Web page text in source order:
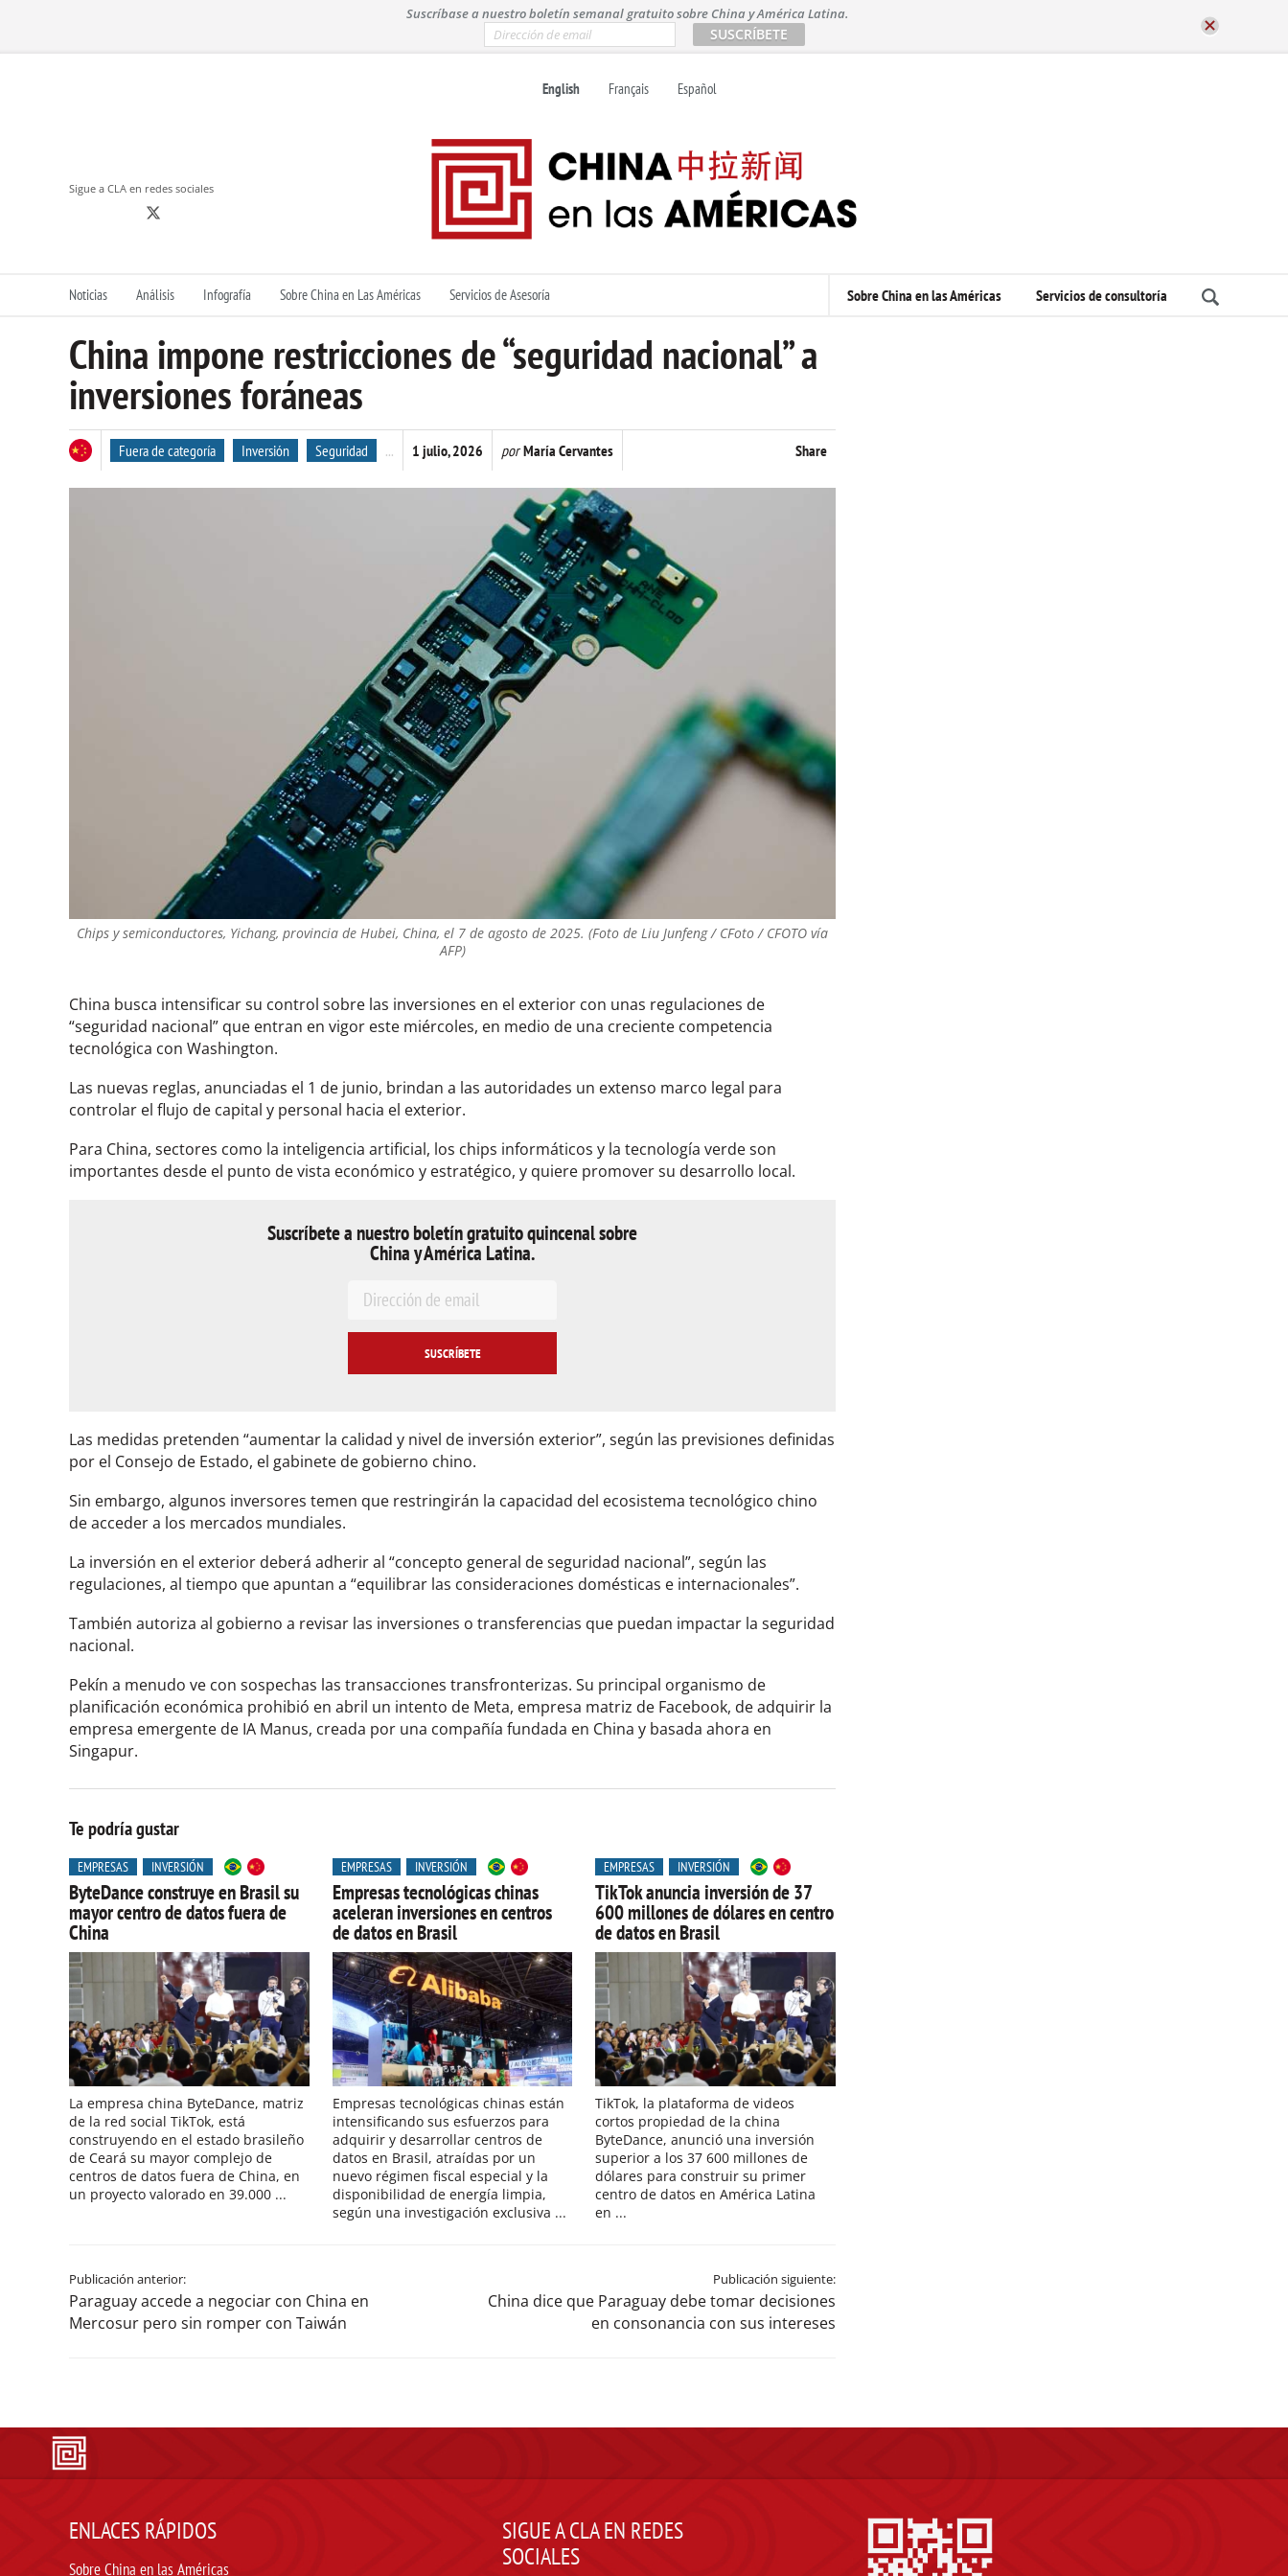
i
Suscríbase a nuestro boletín semanal gratuito sobre China y América Latina.
m
English Français Español
Sigue a CLA en redes sociales
Noticias Análisis Infografía Sobre China en Las Américas Servicios de Asesoría Sobre China en las Américas Servicios de consultoría
China impone restricciones de “seguridad nacional” a
inversiones foráneas
Fuera de categoría Inversión Seguridad ... 1 julio, 2026 porMaría Cervantes Share
Chips y semiconductores, Yichang, provincia de Hubei, China, el 7 de agosto de 2025. (Foto de Liu Junfeng / CFoto / CFOTO vía
AFP)
China busca intensificar su control sobre las inversiones en el exterior con unas regulaciones de
“seguridad nacional” que entran en vigor este miércoles, en medio de una creciente competencia
tecnológica con Washington.
Las nuevas reglas, anunciadas el 1 de junio, brindan a las autoridades un extenso marco legal para
controlar el flujo de capital y personal hacia el exterior.
Para China, sectores como la inteligencia artificial, los chips informáticos y la tecnología verde son
importantes desde el punto de vista económico y estratégico, y quiere promover su desarrollo local.
Suscríbete a nuestro boletín gratuito quincenal sobre
China y América Latina.
a
Las medidas pretenden “aumentar la calidad y nivel de inversión exterior”, según las previsiones definidas
por el Consejo de Estado, el gabinete de gobierno chino.
Sin embargo, algunos inversores temen que restringirán la capacidad del ecosistema tecnológico chino
de acceder a los mercados mundiales.
La inversión en el exterior deberá adherir al “concepto general de seguridad nacional”, según las
regulaciones, al tiempo que apuntan a “equilibrar las consideraciones domésticas e internacionales”.
También autoriza al gobierno a revisar las inversiones o transferencias que puedan impactar la seguridad
nacional.
Pekín a menudo ve con sospechas las transacciones transfronterizas. Su principal organismo de
planificación económica prohibió en abril un intento de Meta, empresa matriz de Facebook, de adquirir la
empresa emergente de IA Manus, creada por una compañía fundada en China y basada ahora en
Singapur.
Te podría gustar
EMPRESAS INVERSIÓN
ByteDance construye en Brasil su
mayor centro de datos fuera de
China
La empresa china ByteDance, matriz
de la red social TikTok, está
construyendo en el estado brasileño
de Ceará su mayor complejo de
centros de datos fuera de China, en
un proyecto valorado en 39.000 ...
EMPRESAS INVERSIÓN
Empresas tecnológicas chinas
aceleran inversiones en centros
de datos en Brasil
Empresas tecnológicas chinas están
intensificando sus esfuerzos para
adquirir y desarrollar centros de
datos en Brasil, atraídas por un
nuevo régimen fiscal especial y la
disponibilidad de energía limpia,
según una investigación exclusiva ...
EMPRESAS INVERSIÓN
TikTok anuncia inversión de 37
600 millones de dólares en centro
de datos en Brasil
TikTok, la plataforma de videos
cortos propiedad de la china
ByteDance, anunció una inversión
superior a los 37 600 millones de
dólares para construir su primer
centro de datos en América Latina
en ...
Publicación anterior:
Paraguay accede a negociar con China en
Mercosur pero sin romper con Taiwán
Publicación siguiente:
China dice que Paraguay debe tomar decisiones
en consonancia con sus intereses
ENLACES RÁPIDOS
Sobre China en las Américas
SIGUE A CLA EN REDES
SOCIALES